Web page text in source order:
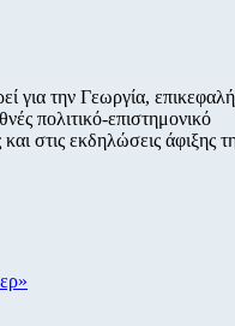
για την Γεωργία,
πολιτικό-επιστημονικό
στις εκδηλώσεις άφιξης